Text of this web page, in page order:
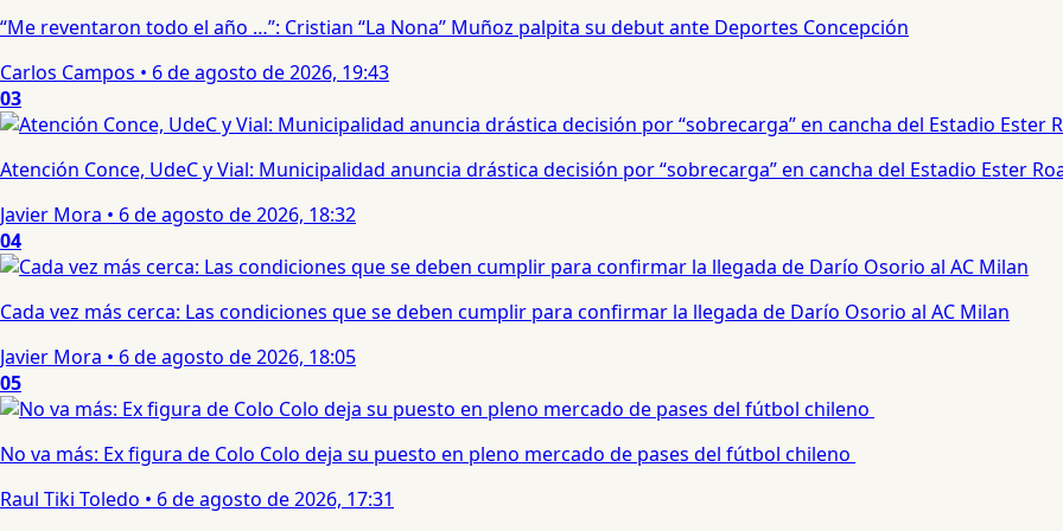
“Me reventaron todo el año …”: Cristian “La Nona” Muñoz palpita su debut ante Deportes Concepción
Carlos Campos • 6 de agosto de 2026, 19:43
03
Atención Conce, UdeC y Vial: Municipalidad anuncia drástica decisión por “sobrecarga” en cancha del Estadio Ester
Javier Mora • 6 de agosto de 2026, 18:32
04
Cada vez más cerca: Las condiciones que se deben cumplir para confirmar la llegada de Darío Osorio al AC Milan
Javier Mora • 6 de agosto de 2026, 18:05
05
No va más: Ex figura de Colo Colo deja su puesto en pleno mercado de pases del fútbol chileno
Raul Tiki Toledo • 6 de agosto de 2026, 17:31